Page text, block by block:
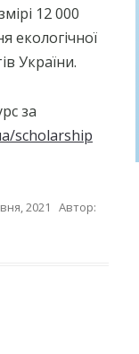
12 000
екологічної
України.
за
scholarship
2021
Автор: